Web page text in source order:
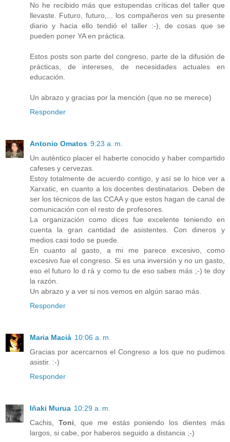
No he recibido más que estupendas críticas del taller que
llevaste. Futuro, futuro,... los compañeros ven su presente
diario y hacia ello tendió el taller :-), de cosas que se
pueden poner YA en práctica.
Estos posts son parte del congreso, parte de la difusión de
prácticas, de intereses, de necesidades actuales en
educación.
Un abrazo y gracias por la mención (que no se merece)
Responder
Antonio Omatos 9:23 a. m.
Un auténtico placer el haberte conocido y haber compartido
cafeses y cervezas.
Estoy totalmente de acuerdo contigo, y así se lo hice ver a
Xarxatic, en cuanto a los docentes destinatarios. Deben de
ser los técnicos de las CCAA y que estos hagan de canal de
comunicación con el resto de profesores.
La organización como dices fue excelente teniendo en
cuenta la gran cantidad de asistentes. Con dineros y
medios casi todo se puede.
En cuanto al gasto, a mi me parece excesivo, como
excesivo fue el congreso. Si es una inversión y no un gasto,
eso el futuro lo d rá y como tu de eso sabes más ;-) te doy
la razón.
Un abrazo y a ver si nos vemos en algún sarao más.
Responder
Maria Macià 10:06 a. m.
Gracias por acercarnos el Congreso a los que no pudimos
asistir. :-)
Responder
Iñaki Murua 10:29 a. m.
Cachis, Toni , que me estás poniendo los dientes más
largos, si cabe, por haberos seguido a distancia ;-)